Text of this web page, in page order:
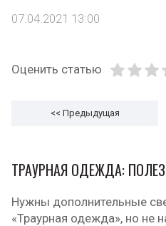
07.04.2021 13:00
Оценить статью
<< Предыдущая
ТРАУРНАЯ ОДЕЖДА:
Нужны дополнительные
«Траурная одежда», но не